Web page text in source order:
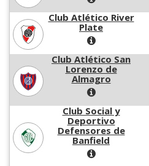
Club Atlético River
Plate
Club Atlético San
Lorenzo de
Almagro
Club Social y
Deportivo
Defensores de
Banfield